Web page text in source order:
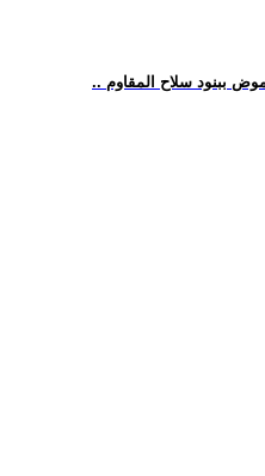
ببنود سلاح المقاوم